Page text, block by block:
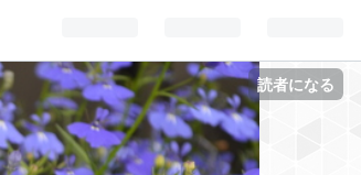
読者になる